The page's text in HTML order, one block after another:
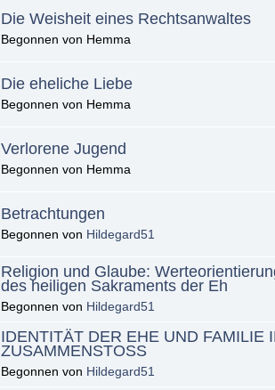
Die Weisheit eines Rechtsanwaltes
Begonnen von Hemma
Die eheliche Liebe
Begonnen von Hemma
Verlorene Jugend
Begonnen von Hemma
Betrachtungen
Begonnen von Hildegard51
Religion und Glaube:
des heiligen Sakraments der Eh
Begonnen von Hildegard51
IDENTITÄT DER EHE UND FAMILIE
ZUSAMMENSTOSS
Begonnen von Hildegard51